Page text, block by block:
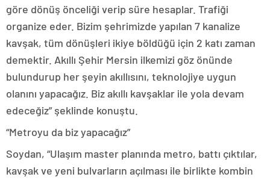
göre dönüş önceliği verip süre hesaplar. Trafiği
organize eder. Bizim şehrimizde yapılan 7 kanalize
kavşak, tüm dönüşleri ikiye böldüğü için 2 katı zaman
demektir. Akıllı Şehir Mersin ilkemizi göz önünde
bulundurup her şeyin akıllısını, teknolojiye uygun
olanını yapacağız. Biz akıllı kavşaklar ile yola devam
edeceğiz” şeklinde konuştu.
“Metroyu da biz yapacağız”
Soydan, “Ulaşım master planında metro, battı çıktılar,
kavşak ve yeni bulvarların açılması ile birlikte kombin